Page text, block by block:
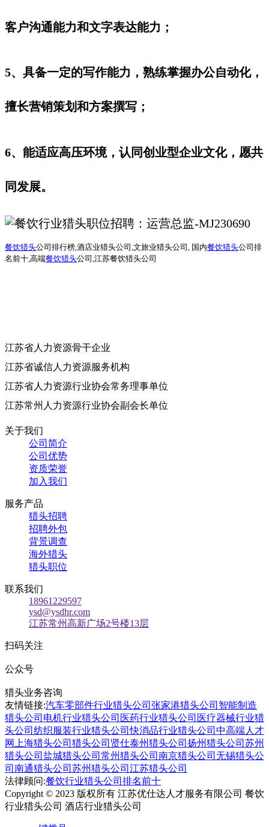
客户沟通能力和文字表达能力；
5、具备一定的写作能力，熟练掌握办公自动化，
擅长营销策划和方案撰写；
6、能适应高压环境，认同创业型企业文化，愿共
同发展。
餐饮猎头公司排行榜 ,酒店业猎头公司,文旅业猎头公司, 国内餐饮猎头公司排
名前十,高端餐饮猎头公司,江苏餐饮猎头公司
江苏省人力资源骨干企业
江苏省诚信人力资源服务机构
江苏省人力资源行业协会常务理事单位
江苏常州人力资源行业协会副会长单位
关于我们
公司简介
公司优势
资质荣誉
加入我们
服务产品
猎头招聘
招聘外包
背景调查
海外猎头
猎头职位
联系我们
18961229597
ysd@ysdhr.com
江苏常州高新广场2号楼13层
扫码关注
公众号
猎头业务咨询
友情链接:汽车零部件行业猎头公司 张家港猎头公司 智能制造
猎头公司 电机行业猎头公司 医药行业猎头公司 医疗器械行业猎
头公司 纺织服装行业猎头公司快消品行业猎头公司 中高端人才
网
上海猎头公司 猎头公司贤仕泰州猎头公司 扬州猎头公司 苏州
猎头公司 盐城猎头公司 常州猎头公司 南京猎头公司 无锡猎头公
司 南通猎头公司 苏州猎头公司 江苏猎头公司
法律顾问:餐饮行业猎头公司排名前十
Copyright © 2023 版权所有 江苏优仕达人才服务有限公司 餐饮
行业猎头公司 酒店行业猎头公司